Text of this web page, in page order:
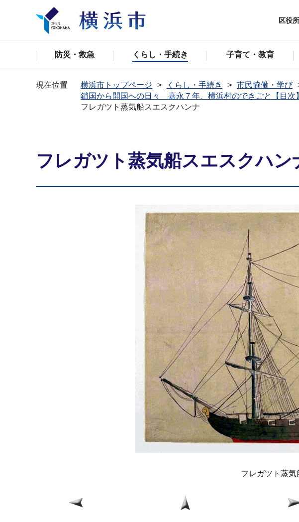
区役所
防災・救急 くらし・手続き 子育て・教育
現在位置 横浜市トップページ くらし・手続き 市民協働・学び
鎖国から開国への日々 嘉永７年、横浜村のできごと【目次】
フレガツト蒸気船スエスクハンナ
フレガツト蒸気船スエスクハン
フレガツト蒸気